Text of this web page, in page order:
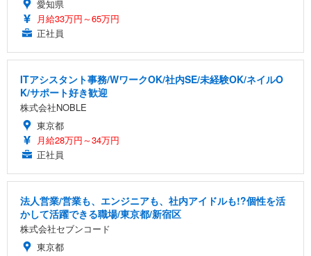
愛知県
月給33万円～65万円
正社員
ITアシスタント事務/WワークOK/社内SE/未経験OK/ネイルO
K/サポート好き歓迎
株式会社NOBLE
東京都
月給28万円～34万円
正社員
法人営業/営業も、エンジニアも、社内アイドルも!?個性を活
かして活躍できる職場/東京都/新宿区
株式会社セブンコード
東京都